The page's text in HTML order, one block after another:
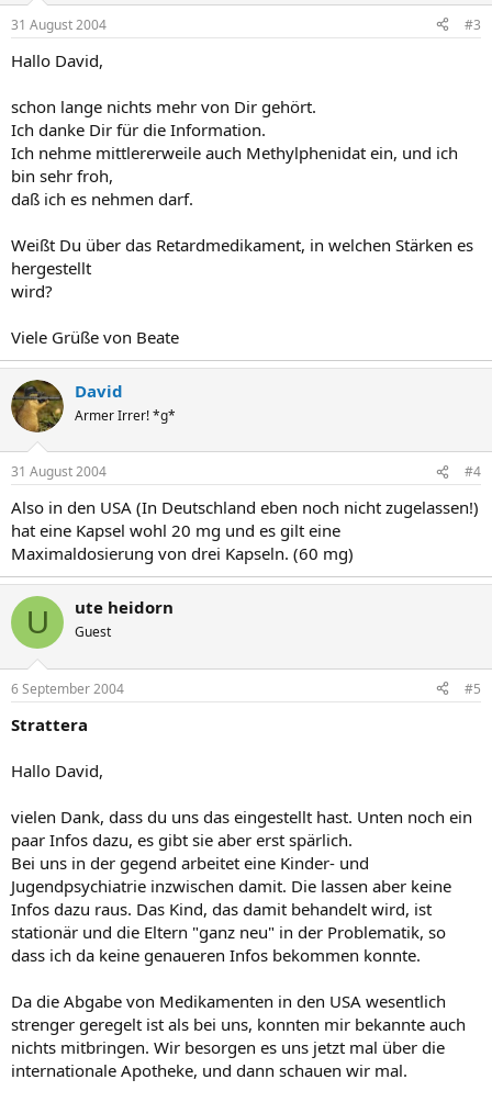
gleicher Dosierung in den Morgenstunden zu höheren
Plasmaspiegeln von Methylphenidat führte als eine Vergleichs-
Retardformulierung. Dieser Unterschied korrelierte mit einem
Verhaltenstests zu dieser Tageszeit. In den frühen
Nachmittagsstunden unterschieden sich dagegen Plasmaspiegel
und klinische Wirksamkeit beider Formulierungen nicht signifikant.
Gegen Abend war dagegen die Vergleichsformulierung überlegen.
31 August 2004 #3
Hallo David,
schon lange nichts mehr von Dir gehört.
Ich danke Dir für die Information.
Ich nehme mittlererweile auch Methylphenidat ein, und ich
bin sehr froh,
daß ich es nehmen darf.
Weißt Du über das Retardmedikament, in welchen Stärken es
hergestellt
wird?
Viele Grüße von Beate
David
Armer Irrer! *g*
31 August 2004 #4
Also in den USA (In Deutschland eben noch nicht zugelassen!)
hat eine Kapsel wohl 20 mg und es gilt eine
Maximaldosierung von drei Kapseln. (60 mg)
U ute heidorn
Guest
6 September 2004 #5
Strattera
Hallo David,
vielen Dank, dass du uns das eingestellt hast. Unten noch ein
paar Infos dazu, es gibt sie aber erst spärlich.
Bei uns in der gegend arbeitet eine Kinder- und
Jugendpsychiatrie inzwischen damit. Die lassen aber keine
Infos dazu raus. Das Kind, das damit behandelt wird, ist
stationär und die Eltern "ganz neu" in der Problematik, so
dass ich da keine genaueren Infos bekommen konnte.
Da die Abgabe von Medikamenten in den USA wesentlich
strenger geregelt ist als bei uns, konnten mir bekannte auch
nichts mitbringen. Wir besorgen es uns jetzt mal über die
internationale Apotheke, und dann schauen wir mal.